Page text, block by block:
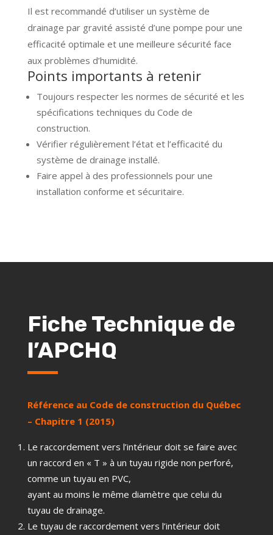
Il est recommandé d’utiliser un système de
drainage par gravité assisté d’une pompe pour une
efficacité optimale et une meilleure sécurité face
aux problèmes d’humidité.
Points importants à retenir
Toujours respecter les normes de sécurité et les
spécifications techniques du Code de
construction.
Vérifier régulièrement l’état et l’efficacité du
système de drainage installé.
Faire appel à des professionnels pour une
installation conforme et sécuritaire.
Fiche Technique de
l’APCHQ
Référence au Code de construction du Québec
– Chapitre 1 (2015)
Le raccordement vers l’intérieur doit se faire avec
un raccord en « T » à un tuyau rigide non perforé,
comme un tuyau en PVC,
ayant au moins le même diamètre que celui du
tuyau de drainage.
Le tuyau de raccordement vers l’intérieur doit